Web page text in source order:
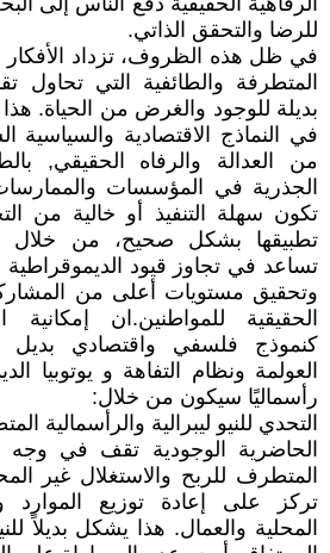
للرضا والتحقق الذاتي.
في ظل هذه الظروف، تزداد الأفكار
المتطرفة والطائفية التي تحاول
بديلة للوجود والغرض من الحياة.
في النماذج الاقتصادية والسياسية
من العدالة والرفاه الحقيقي,
الجذرية في المؤسسات
تكون سهلة التنفيذ أو خالية من
تطبيقها بشكل صحيح، من خلال
تساعد في تجاوز قيود الديموقراطية
وتحقيق مستويات أعلى من
الحقيقية للمواطنين.ان إمكانية
كنموذج فلسفي واقتصادي
العولمة ونظام التفاهة و يوتوبيا
رأسماليًا سيكون من خلال:
التحدي للنيو ليبرالية والرأسمالية
الحاضرية الوجودية تقف في وجه
المتطرف للربح والاستغلال غير
تركز على إعادة توزيع الموارد
المحلية والعمال. هذا يشكل بديلاً